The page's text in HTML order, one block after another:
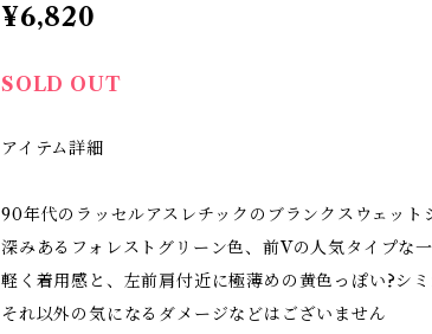
¥6,820
SOLD OUT
アイテム詳細
90年代のラッセルアスレチックのブランクスウェット
深みあるフォレストグリーン色、前Vの人気タイプな
軽く着用感と、左前肩付近に極薄めの黄色っぽい?シミ
それ以外の気になるダメージなどはございません